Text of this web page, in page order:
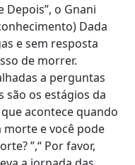
Depois”, o Gnani
Dada
e sem resposta
de morrer.
a perguntas
são os estágios da
acontece quando
morte e você pode
”,“ Por favor,